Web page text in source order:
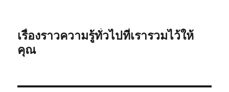
เรื่องราวความรู้ทั่วไปที่เรารวมไว้ให้
คุณ